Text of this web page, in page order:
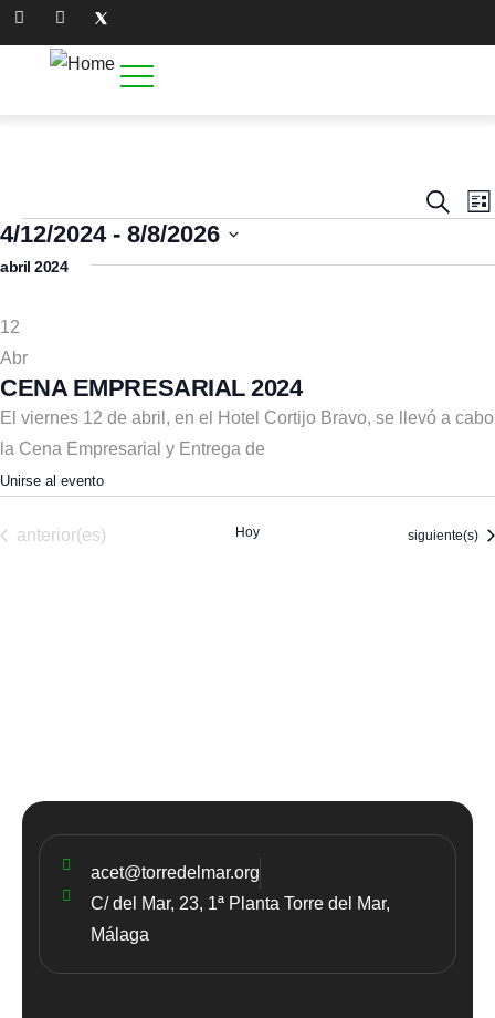
Buscar
4/12/2024 - 8/8/2026
Seleccionar
abril 2024
12
Abr
CENA EMPRESARIAL 2024
El viernes 12 de abril, en el Hotel Cortijo Bravo, se llevó a cabo
la Cena Empresarial y Entrega de
Unirse al evento
Eventos
anterior(es) Hoy Eventos
siguiente(s)
acet@torredelmar.org
C/ del Mar, 23, 1ª Planta Torre del Mar,
Málaga